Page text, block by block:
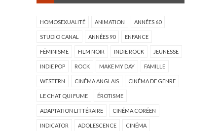
HOMOSEXUALITÉ ANIMATION ANNÉES 60
STUDIO CANAL ANNÉES 90 ENFANCE
FÉMINISME FILM NOIR INDIE ROCK JEUNESSE
INDIE POP ROCK MAKE MY DAY FAMILLE
WESTERN CINÉMA ANGLAIS CINÉMA DE GENRE
LE CHAT QUI FUME ÉROTISME
ADAPTATION LITTÉRAIRE CINÉMA CORÉEN
INDICATOR ADOLESCENCE CINÉMA